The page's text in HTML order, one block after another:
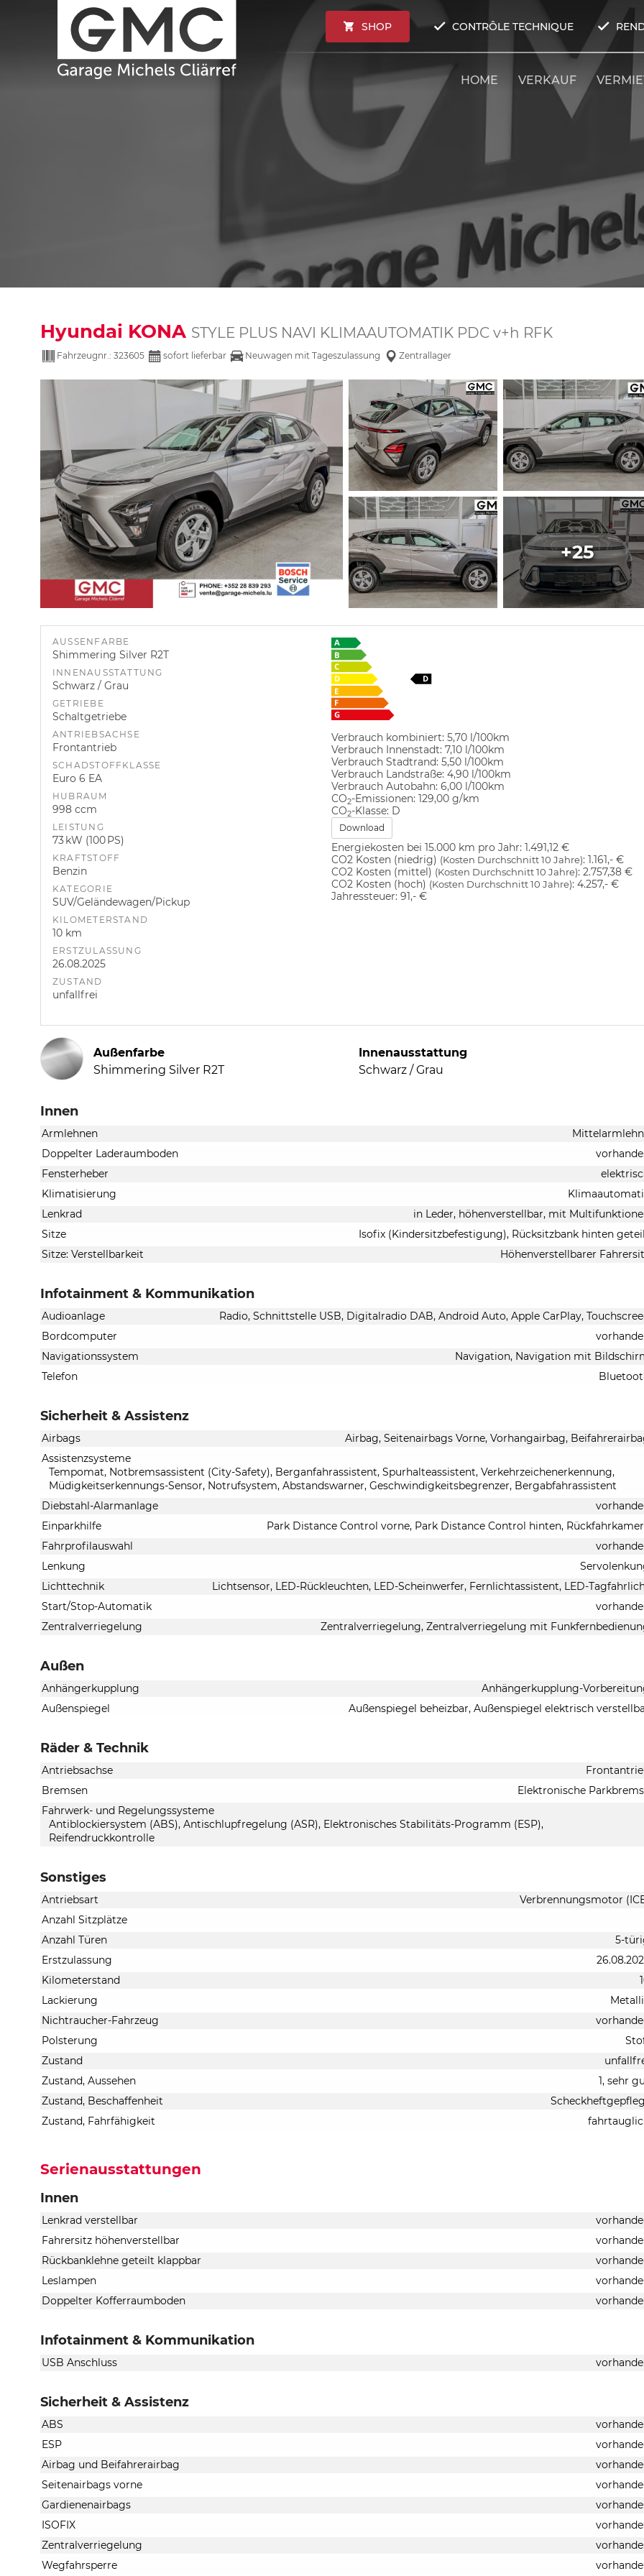
SHOP CONTRÔLE TECHNIQUE
HOME VERKAUF
Hyundai KONA STYLE PLUS NAVI KLIMAAUTOMATIK PDC v+h RFK
Fahrzeugnr.: 323605 sofort lieferbar Neuwagen mit Tageszulassung Zentrallager
+25
AUSSENFARBE
Shimmering Silver R2T
INNENAUSSTATTUNG
Schwarz / Grau
GETRIEBE
Schaltgetriebe
ANTRIEBSACHSE
Frontantrieb
SCHADSTOFFKLASSE
Euro 6 EA
HUBRAUM
998 ccm
LEISTUNG
73 kW (100 PS)
KRAFTSTOFF
Benzin
KATEGORIE
SUV/Geländewagen/Pickup
KILOMETERSTAND
10 km
ERSTZULASSUNG
26.08.2025
ZUSTAND
unfallfrei
Verbrauch kombiniert: 5,70 l/100km
Verbrauch Innenstadt: 7,10 l/100km
Verbrauch Stadtrand: 5,50 l/100km
Verbrauch Landstraße: 4,90 l/100km
Verbrauch Autobahn: 6,00 l/100km
CO2-Emissionen: 129,00 g/km
CO2-Klasse: D
Download
Energiekosten bei 15.000 km pro Jahr: 1.491,12 €
CO2 Kosten (niedrig) (Kosten Durchschnitt 10 Jahre): 1.161,- €
CO2 Kosten (mittel) (Kosten Durchschnitt 10 Jahre): 2.757,38 €
CO2 Kosten (hoch) (Kosten Durchschnitt 10 Jahre): 4.257,- €
Jahressteuer: 91,- €
Außenfarbe
Shimmering Silver R2T
Innenausstattung
Schwarz / Grau
Innen
Armlehnen
Doppelter Laderaumboden
Fensterheber
Klimatisierung
Lenkrad
in Leder, höhenverstellbar, mit
Sitze
Isofix (Kindersitzbefestigung), Rücksitzbank hinten
Sitze: Verstellbarkeit
Höhenverstellbarer
Infotainment & Kommunikation
Audioanlage
Radio, Schnittstelle USB, Digitalradio DAB, Android Auto, Apple CarPlay,
Bordcomputer
Navigationssystem
Navigation, Navigation mit
Telefon
Sicherheit & Assistenz
Airbags
Airbag, Seitenairbags Vorne, Vorhangairbag,
Assistenzsysteme
Tempomat, Notbremsassistent (City-Safety), Berganfahrassistent, Spurhalteassistent, Verkehrzeichenerkennung,
Müdigkeitserkennungs-Sensor, Notrufsystem, Abstandswarner, Geschwindigkeitsbegrenzer, Bergabfahrassistent
Diebstahl-Alarmanlage
Einparkhilfe
Park Distance Control vorne, Park Distance Control hinten,
Fahrprofilauswahl
Lenkung
Lichttechnik
Lichtsensor, LED-Rückleuchten, LED-Scheinwerfer, Fernlichtassistent, LED-
Start/Stop-Automatik
Zentralverriegelung
Zentralverriegelung, Zentralverriegelung mit
Außen
Anhängerkupplung
Anhängerkupplung-
Außenspiegel
Außenspiegel beheizbar, Außenspiegel elektrisch
Räder & Technik
Antriebsachse
Bremsen
Elektronische
Fahrwerk- und Regelungssysteme
Antiblockiersystem (ABS), Antischlupfregelung (ASR), Elektronisches Stabilitäts-Programm (ESP),
Reifendruckkontrolle
Sonstiges
Antriebsart
Verbrennungsmotor
Anzahl Sitzplätze
Anzahl Türen
5-
Erstzulassung
Kilometerstand
Lackierung
Nichtraucher-Fahrzeug
Polsterung
Zustand
Zustand, Aussehen
1, sehr
Zustand, Beschaffenheit
Zustand, Fahrfähigkeit
Serienausstattungen
Innen
Lenkrad verstellbar
Fahrersitz höhenverstellbar
Rückbanklehne geteilt klappbar
Leslampen
Doppelter Kofferraumboden
Infotainment & Kommunikation
USB Anschluss
Sicherheit & Assistenz
ABS
ESP
Airbag und Beifahrerairbag
Seitenairbags vorne
Gardienenairbags
ISOFIX
Zentralverriegelung
Wegfahrsperre